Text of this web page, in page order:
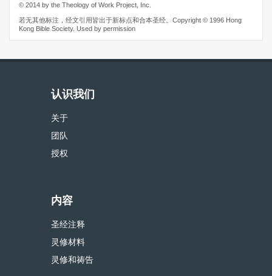
© 2014 by the Theology of Work Project, Inc.
若无其他标注，经文引用皆出于新标点和合本圣经。Copyright © 1996 Hong
Kong Bible Society. Used by permission
认识我们
关于
团队
授权
内容
圣经注释
灵修材料
灵修和祷告